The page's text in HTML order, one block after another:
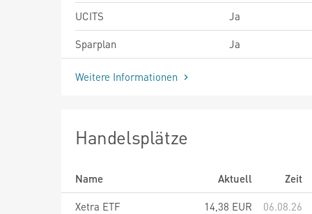
UCITS
Ja
Sparplan
Ja
Weitere Informationen
Handelsplätze
Name Aktuell
Zeit
Xetra ETF
14,38 EUR
06.08.26